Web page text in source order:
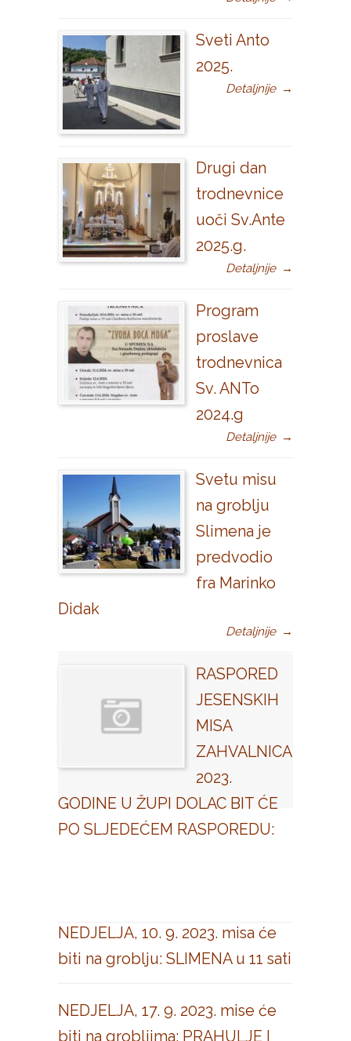
Sveti Anto
2025.
Detaljnije →
Drugi dan
trodnevnice
uoči Sv.Ante
2025.g.
Detaljnije →
Program
proslave
trodnevnica
Sv. ANTo
2024.g
Detaljnije →
Svetu misu
na groblju
Slimena je
predvodio
fra Marinko
Didak
Detaljnije →
RASPORED
JESENSKIH
MISA
ZAHVALNICA
2023.
GODINE U ŽUPI DOLAC BIT ĆE
PO SLJEDEĆEM RASPOREDU:
NEDJELJA, 10. 9. 2023. misa će
biti na groblju: SLIMENA u 11 sati
NEDJELJA, 17. 9. 2023. mise će
biti na grobljima: PRAHULJE I